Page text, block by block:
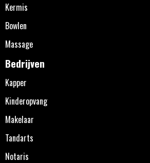
Kermis
Bowlen
Massage
Bedrijven
Kapper
Kinderopvang
Makelaar
Tandarts
Notaris